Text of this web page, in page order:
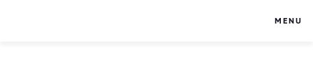
MENU